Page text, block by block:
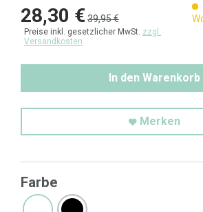
28,30 €39,95 €
Preise inkl. gesetzlicher MwSt. zzgl.
Versandkosten
In den Warenkorb
Merken
Farbe